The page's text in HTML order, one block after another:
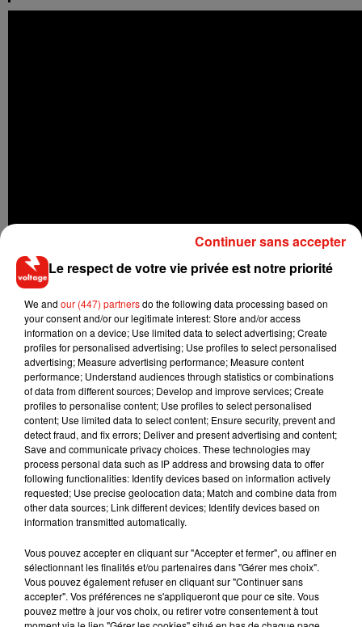
Sile jeune sportif de 21 ans succède ainsi à Eden Hazard
égérie de l'édition 2020, il sera vêtu dans le jeu du nouveau
maillot "Hechter" qui fait déjà l'unanimité auprès des
supporters. Pour rappel,aucun joueur français n’a reçu un
tel honneur depuis 2005 avec Patrick Vieira qui partageait
alors l’affiche avec deux autres joueurs: l’Espagnol
Fernando Morientes et l’Ukrainien Andreï Shevchenko.
Musique
7 août 2026
album après sa tournée mondiale
Le respect de votre vie privée est notre priorité
We and our (447) partnersdo the following data processing based on
your consent and/or our legitimate interest: Store and/or access
information on a device; Use limited data to select advertising; Create
profiles for personalised advertising; Use profiles to select personalised
advertising; Measure advertising performance; Measure content
performance; Understand audiences through statistics or combinations
of data from different sources; Develop and improve services; Create
profiles to personalise content; Use profiles to select personalised
content; Use limited data to select content; Ensure security, prevent and
detect fraud, and fix errors; Deliver and present advertising and content;
Save and communicate privacy choices. These technologies may
process personal data such as IP address and browsing data to offer
following functionalities: Identify devices based on information actively
requested; Use precise geolocation data; Match and combine data from
other data sources; Link different devices; Identify devices based on
information transmitted automatically.
Vous pouvez accepter en cliquant sur "Accepter et fermer", ou affiner en
sélectionnant les finalités et/ou partenaires dans "Gérer mes choix".
Vous pouvez également refuser en cliquant sur "Continuer sans
accepter". Vos préférences ne s'appliqueront que pour ce site. Vous
pouvez mettre à jour vos choix, ou retirer votre consentement à tout
Continuer sans accepter